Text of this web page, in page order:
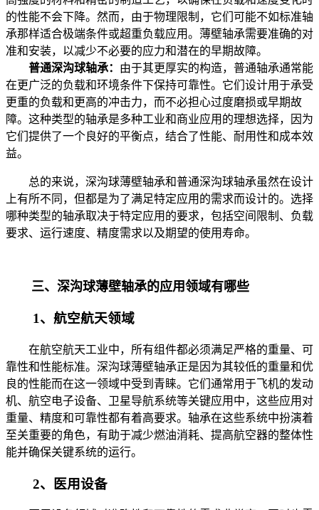
的性能不会下降。然而，由于物理限制，它们可能不如标准轴
承那样适合极端条件或超重负载应用。薄壁轴承需要准确的对
准和安装，以减少不必要的应力和潜在的早期故障。
普通深沟球轴承： 由于其更厚实的构造，普通轴承通常能
在更广泛的负载和环境条件下保持可靠性。它们设计用于承受
更重的负载和更高的冲击力，而不必担心过度磨损或早期故
障。这种类型的轴承是多种工业和商业应用的理想选择，因为
它们提供了一个良好的平衡点，结合了性能、耐用性和成本效
益。
总的来说，深沟球薄壁轴承和普通深沟球轴承虽然在设计
上有所不同，但都是为了满足特定应用的需求而设计的。选择
哪种类型的轴承取决于特定应用的要求，包括空间限制、负载
要求、运行速度、精度需求以及期望的使用寿命。
三、深沟球薄壁轴承的应用领域有哪些
1、航空航天领域
在航空航天工业中，所有组件都必须满足严格的重量、可
靠性和性能标准。深沟球薄壁轴承正是因为其较低的重量和优
良的性能而在这一领域中受到青睐。它们通常用于飞机的发动
机、航空电子设备、卫星导航系统等关键应用中，这些应用对
重量、精度和可靠性都有着高要求。轴承在这些系统中扮演着
至关重要的角色，有助于减少燃油消耗、提高航空器的整体性
能并确保关键系统的运行。
2、医用设备